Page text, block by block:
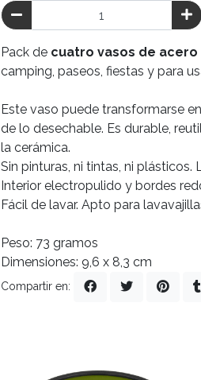
Pack de cuatro vasos de
camping, paseos, fiestas y para
Este vaso puede transformarse
de lo desechable. Es durable,
la cerámica.
Sin pinturas, ni tintas, ni plásticos.
Interior electropulido y bordes
Fácil de lavar. Apto para
Peso: 73 gramos
Dimensiones: 9,6 x 8,3 cm
Compartir en: